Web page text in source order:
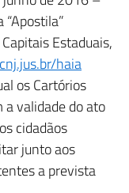
Estaduais,
haia
os Cartórios
validade do ato
cidadãos
junto aos
a prevista